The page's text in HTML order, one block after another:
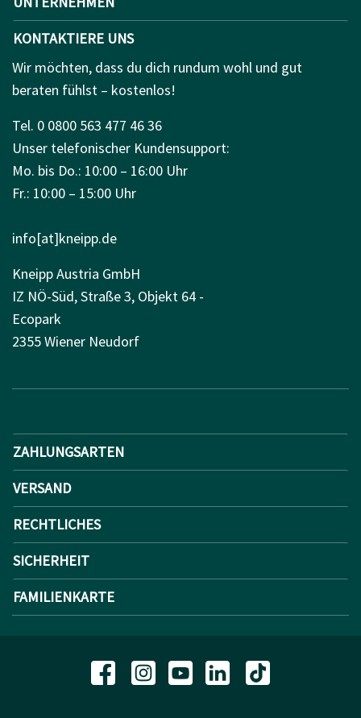
KONTAKTIERE UNS
Wir möchten, dass du dich rundum wohl und gut
beraten fühlst – kostenlos!
Tel. 0 0800 563 477 46 36
Unser telefonischer Kundensupport:
Mo. bis Do.: 10:00 – 16:00 Uhr
Fr.: 10:00 – 15:00 Uhr
info[at]kneipp.de
Kneipp Austria GmbH
IZ NÖ-Süd, Straße 3, Objekt 64 -
Ecopark
2355 Wiener Neudorf
ZAHLUNGSARTEN
VERSAND
RECHTLICHES
SICHERHEIT
FAMILIENKARTE